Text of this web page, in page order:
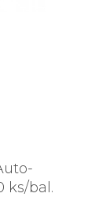
ks/bal.